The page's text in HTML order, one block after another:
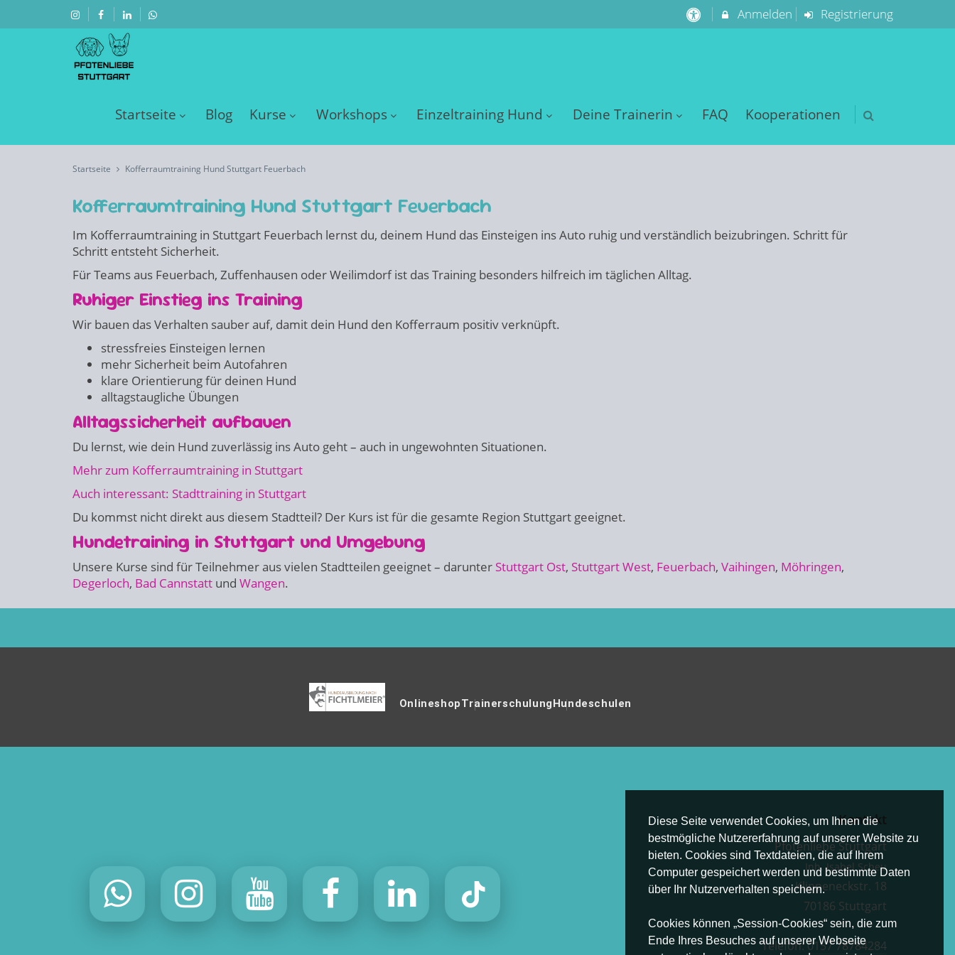
Diese Seite verwendet Cookies, um Ihnen die
bestmögliche Nutzererfahrung auf unserer Website zu
bieten. Cookies sind Textdateien, die auf Ihrem
Computer gespeichert werden und bestimmte Daten
über Ihr Nutzerverhalten speichern.
Cookies können „Session-Cookies“ sein, die zum
Ende Ihres Besuches auf unserer Webseite
Anmelden Registrierung
Startseite Blog Kurse Workshops Einzeltraining Hund Deine Trainerin FAQ Kooperationen
Startseite Kofferraumtraining Hund Stuttgart Feuerbach
Kofferraumtraining Hund Stuttgart Feuerbach
Im Kofferraumtraining in Stuttgart Feuerbach lernst du, deinem Hund das Einsteigen ins Auto ruhig und verständlich beizubringen. Schritt für
Schritt entsteht Sicherheit.
Für Teams aus Feuerbach, Zuffenhausen oder Weilimdorf ist das Training besonders hilfreich im täglichen Alltag.
Ruhiger Einstieg ins Training
Wir bauen das Verhalten sauber auf, damit dein Hund den Kofferraum positiv verknüpft.
stressfreies Einsteigen lernen
mehr Sicherheit beim Autofahren
klare Orientierung für deinen Hund
alltagstaugliche Übungen
Alltagssicherheit aufbauen
Du lernst, wie dein Hund zuverlässig ins Auto geht – auch in ungewohnten Situationen.
Mehr zum Kofferraumtraining in Stuttgart
Auch interessant: Stadttraining in Stuttgart
Du kommst nicht direkt aus diesem Stadtteil? Der Kurs ist für die gesamte Region Stuttgart geeignet.
Hundetraining in Stuttgart und Umgebung
Unsere Kurse sind für Teilnehmer aus vielen Stadtteilen geeignet – darunter Stuttgart Ost, Stuttgart West, Feuerbach, Vaihingen, Möhringen,
Degerloch, Bad Cannstatt und Wangen.
OnlineshopTrainerschulungHundeschulen
Kontakt
Pfotenliebe Stuttgart
Inh. Isabel Scheu
Klippeneckstr. 18
70186 Stuttgart
Telefon:0157 78784284